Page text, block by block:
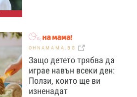
OHNAMAMA.BG
Защо детето трябва да
играе навън всеки ден:
Ползи, които ще ви
изненадат